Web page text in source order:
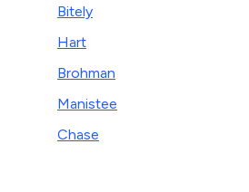
Bitely
Hart
Brohman
Manistee
Chase